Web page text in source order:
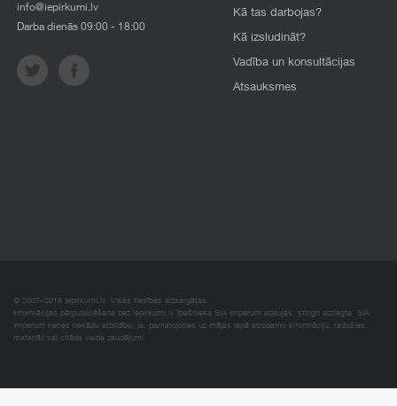
info@iepirkumi.lv
Darba dienās 09:00 - 18:00
Kā tas darbojas?
Kā izsludināt?
Vadība un konsultācijas
Atsauksmes
© 2007–2018 Iepirkumi.lv. Visas tiesības aizsargātas.
Informācijas pārpublicēšana bez iepirkumi.lv īpašnieka SIA Imperum atļaujas, stingri aizliegta. SIA
Imperum nenes nekādu atbildību, ja, pamatojoties uz mājas lapā atrodamo informāciju, radušies
materiāli vai citāda veida zaudējumi.